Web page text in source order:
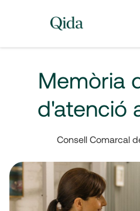
Memòria
d'atenció
Consell Comarcal